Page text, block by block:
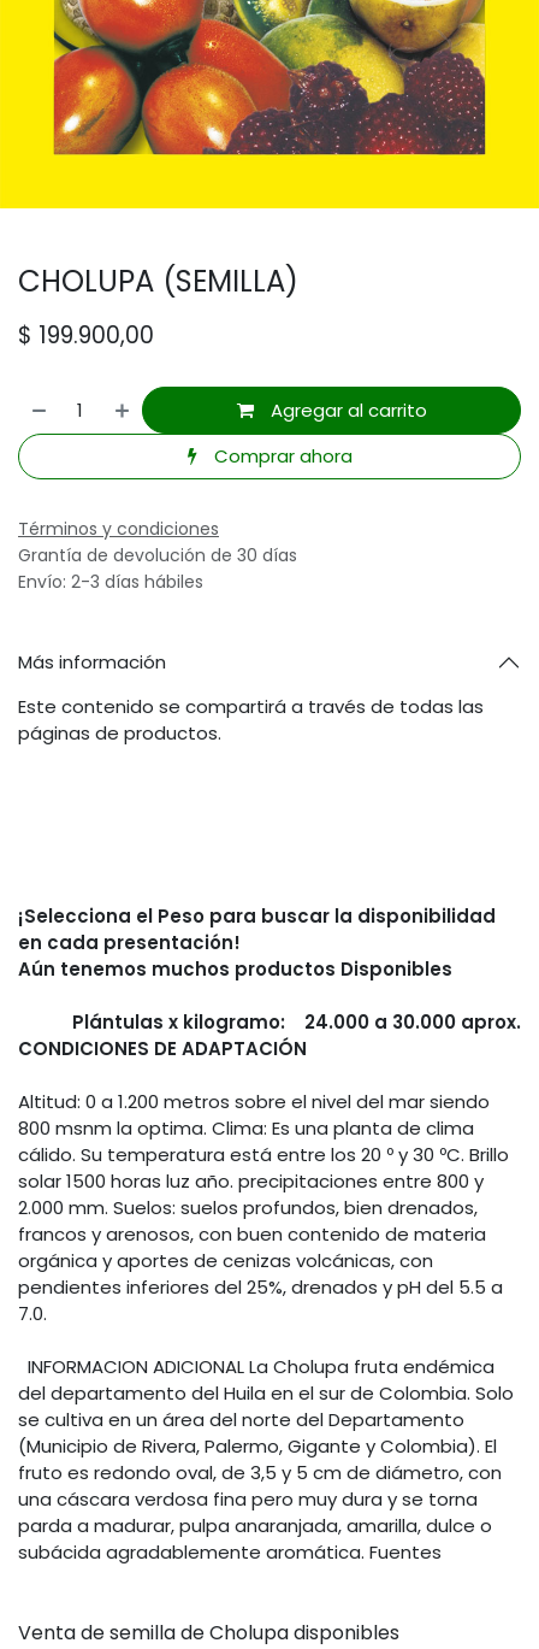
CHOLUPA (SEMILLA)
$ 199.900,00
Agregar al carrito
Comprar ahora
Términos y condiciones
Grantía de devolución de 30 días
Envío: 2-3 días hábiles
Más información
Este contenido se compartirá a través de todas las
páginas de productos.
¡Selecciona el Peso para buscar la disponibilidad
en cada presentación!
Aún tenemos muchos productos Disponibles
Plántulas x kilogramo: 24.000 a 30.000 aprox.
CONDICIONES DE ADAPTACIÓN
Altitud: 0 a 1.200 metros sobre el nivel del mar siendo
800 msnm la optima. Clima: Es una planta de clima
cálido. Su temperatura está entre los 20 º y 30 ºC. Brillo
solar 1500 horas luz año. precipitaciones entre 800 y
2.000 mm. Suelos: suelos profundos, bien drenados,
francos y arenosos, con buen contenido de materia
orgánica y aportes de cenizas volcánicas, con
pendientes inferiores del 25%, drenados y pH del 5.5 a
7.0.
INFORMACION ADICIONAL La Cholupa fruta endémica
del departamento del Huila en el sur de Colombia. Solo
se cultiva en un área del norte del Departamento
(Municipio de Rivera, Palermo, Gigante y Colombia). El
fruto es redondo oval, de 3,5 y 5 cm de diámetro, con
una cáscara verdosa fina pero muy dura y se torna
parda a madurar, pulpa anaranjada, amarilla, dulce o
subácida agradablemente aromática. Fuentes
Venta de semilla de Cholupa disponibles